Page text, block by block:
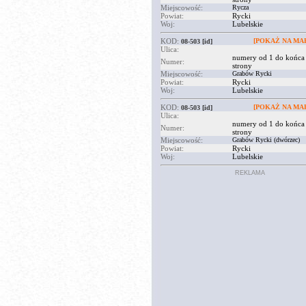
Miejscowość:
Rycza
Powiat:
Rycki
Woj:
Lubelskie
KOD: 08-503 [id] [POKAŻ NA
Ulica:
Numer:
numery od 1 do końca
strony
Miejscowość:
Grabów Rycki
Powiat:
Rycki
Woj:
Lubelskie
KOD: 08-503 [id] [POKAŻ NA
Ulica:
Numer:
numery od 1 do końca
strony
Miejscowość:
Grabów Rycki (dwórzec)
Powiat:
Rycki
Woj:
Lubelskie
REKLAMA